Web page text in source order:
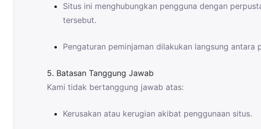
Situs ini menghubungkan pengguna dengan
tersebut.
Pengaturan peminjaman dilakukan langsung antara
5. Batasan Tanggung Jawab
Kami tidak bertanggung jawab atas:
Kerusakan atau kerugian akibat penggunaan situs.